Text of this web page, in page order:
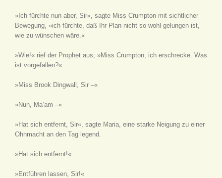
»Ich fürchte nun aber, Sir«, sagte Miss Crumpton mit sichtlicher
Bewegung, »ich fürchte, daß Ihr Plan nicht so wohl gelungen ist,
wie zu wünschen wäre.«
»Wie!« rief der Prophet aus; »Miss Crumpton, ich erschrecke. Was
ist vorgefallen?«
»Miss Brook Dingwall, Sir –«
»Nun, Ma’am –«
»Hat sich entfernt, Sir«, sagte Maria, eine starke Neigung zu einer
Ohnmacht an den Tag legend.
»Hat sich entfernt!«
»Entführen lassen, Sir!«